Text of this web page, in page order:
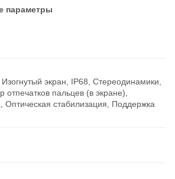
параметры
экран, IP68, Стереодинамики,
отпечатков пальцев (в экране),
Оптическая стабилизация, Поддержка